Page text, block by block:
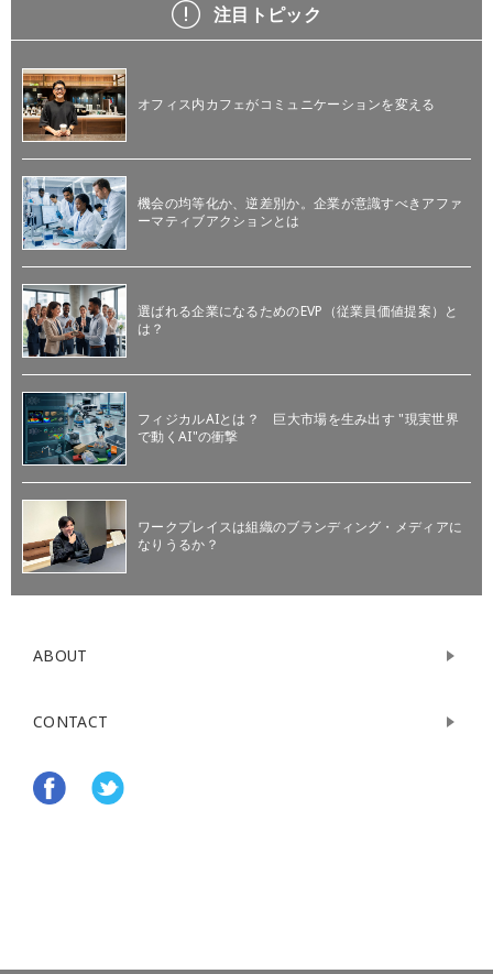
注目トピック
オフィス内カフェがコミュニケーションを変える
機会の均等化か、逆差別か。企業が意識すべきアファ
ーマティブアクションとは
選ばれる企業になるためのEVP（従業員価値提案）と
は？
フィジカルAIとは？ 巨大市場を生み出す "現実世界
で動くAI"の衝撃
ワークプレイスは組織のブランディング・メディアに
なりうるか？
ABOUT
CONTACT